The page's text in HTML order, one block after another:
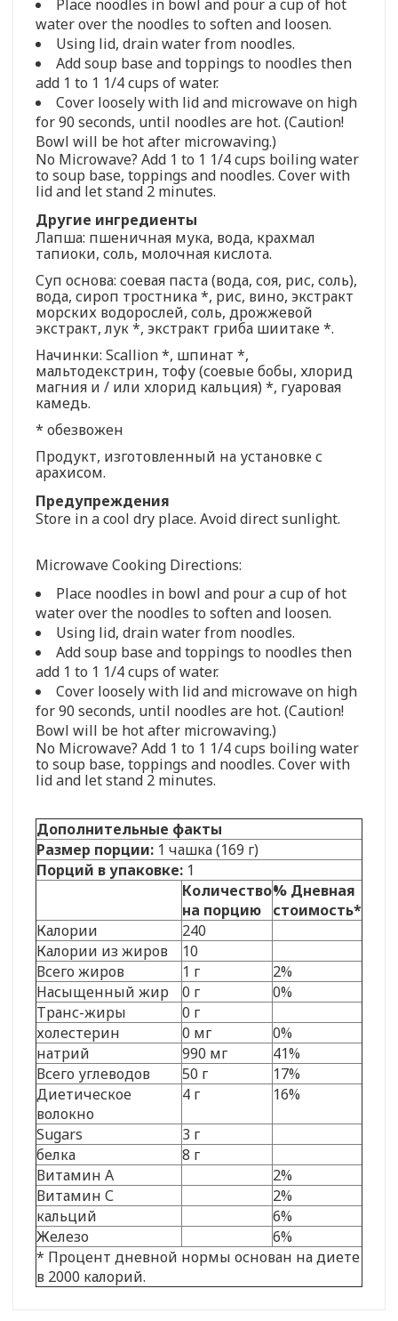
Place noodles in bowl and pour a cup of hot
water over the noodles to soften and loosen.
Using lid, drain water from noodles.
Add soup base and toppings to noodles then
add 1 to 1 1/4 cups of water.
Cover loosely with lid and microwave on high
for 90 seconds, until noodles are hot. (Caution!
Bowl will be hot after microwaving.)
No Microwave? Add 1 to 1 1/4 cups boiling water
to soup base, toppings and noodles. Cover with
lid and let stand 2 minutes.
Другие ингредиенты
Лапша: пшеничная мука, вода, крахмал
тапиоки, соль, молочная кислота.
Суп основа: соевая паста (вода, соя, рис, соль),
вода, сироп тростника *, рис, вино, экстракт
морских водорослей, соль, дрожжевой
экстракт, лук *, экстракт гриба шиитаке *.
Начинки: Scallion *, шпинат *,
мальтодекстрин, тофу (соевые бобы, хлорид
магния и / или хлорид кальция) *, гуаровая
камедь.
* обезвожен
Продукт, изготовленный на установке с
арахисом.
Предупреждения
Store in a cool dry place. Avoid direct sunlight.
Microwave Cooking Directions:
Place noodles in bowl and pour a cup of hot
water over the noodles to soften and loosen.
Using lid, drain water from noodles.
Add soup base and toppings to noodles then
add 1 to 1 1/4 cups of water.
Cover loosely with lid and microwave on high
for 90 seconds, until noodles are hot. (Caution!
Bowl will be hot after microwaving.)
No Microwave? Add 1 to 1 1/4 cups boiling water
to soup base, toppings and noodles. Cover with
lid and let stand 2 minutes.
Дополнительные факты
Размер порции: 1 чашка (169 г)
Порций в упаковке: 1
Количество
на порцию
% Дневная
стоимость*
Калории
240
Калории из жиров
10
Всего жиров
1 г
2%
Насыщенный жир
0 г
0%
Транс-жиры
0 г
холестерин
0 мг
0%
натрий
990 мг
41%
Всего углеводов
50 г
17%
Диетическое
волокно
4 г 16%
Sugars
3 г
белка
8 г
Витамин А
2%
Витамин С
2%
кальций
6%
Железо
6%
* Процент дневной нормы основан на диете
в 2000 калорий.